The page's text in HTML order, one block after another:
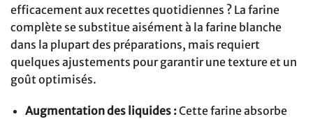
efficacement aux recettes quotidiennes ? La farine
complète se substitue aisément à la farine blanche
dans la plupart des préparations, mais requiert
quelques ajustements pour garantir une texture et un
goût optimisés.
Augmentation des liquides :Cette farine absorbe